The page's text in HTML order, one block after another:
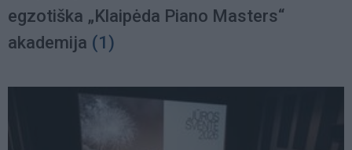
egzotiška „Klaipėda Piano Masters“
akademija (1)